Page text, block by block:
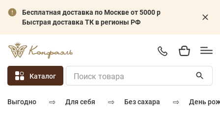
Бесплатная доставка по Москве от 5000 р
Быстрая доставка ТК в регионы РФ
Каталог
выгодно ⇨ для себя ⇨ без сахара ⇨ день